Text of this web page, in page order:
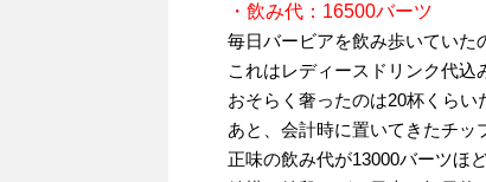
・飲み代：16500バーツ
毎日バービアを飲み歩いていた
これはレディースドリンク代込
おそらく奢ったのは20杯くらい
あと、会計時に置いてきたチッ
正味の飲み代が13000バーツほ